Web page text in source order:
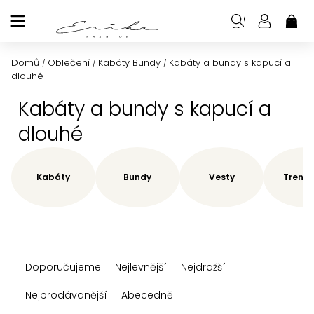
na
Domů / Oblečení / Kabáty Bundy / Kabáty a bundy s kapucí a
dlouhé
Kabáty a bundy s kapucí a
dlouhé
Kabáty Bundy Vesty
aDoporučujeme Nejlevnější
Nejdražší
Nejprodávanější
Abecedně